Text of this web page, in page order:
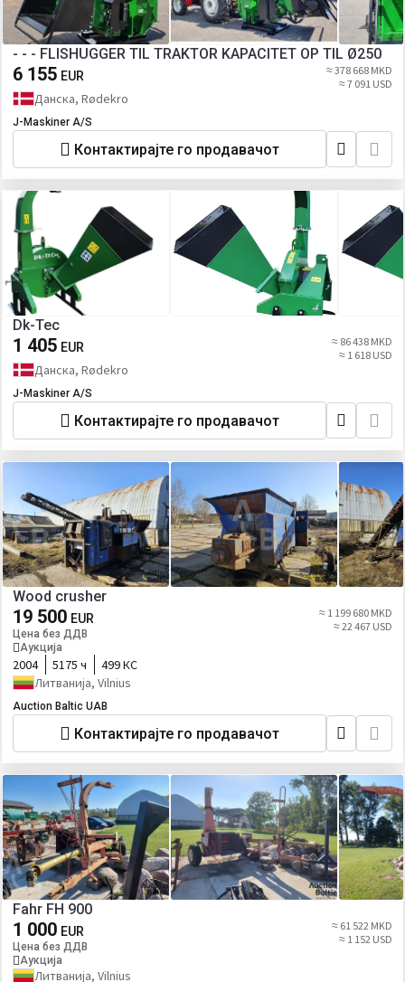
- - - FLISHUGGER TIL TRAKTOR KAPACITET OP TIL Ø250
6 155 EUR
≈ 378 668 MKD
≈ 7 091 USD
Данска, Rødekro
J-Maskiner A/S
Контактирајте го продавачот
Dk-Tec
1 405 EUR
≈ 86 438 MKD
≈ 1 618 USD
Данска, Rødekro
J-Maskiner A/S
Контактирајте го продавачот
Wood crusher
19 500 EUR
Цена без ДДВ
Аукција
≈ 1 199 680 MKD
≈ 22 467 USD
2004 5175 ч
499 КС
Литванија, Vilnius
Auction Baltic UAB
Контактирајте го продавачот
Fahr FH 900
1 000 EUR
Цена без ДДВ
Аукција
≈ 61 522 MKD
≈ 1 152 USD
Литванија, Vilnius